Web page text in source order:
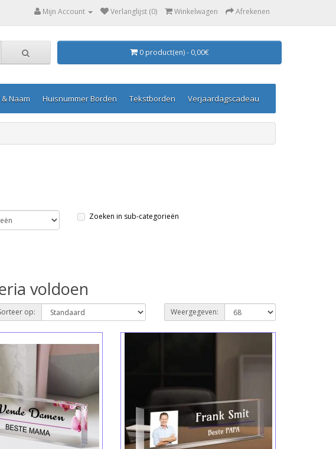
Mijn Account Verlanglijst (0) Winkelwagen Afrekenen
0 product(en) - 0,00€
Naam Huisnummer Borden Tekstborden Verjaardagscadeau
Zoeken in sub-categorieën
voldoen
op: Weergegeven: